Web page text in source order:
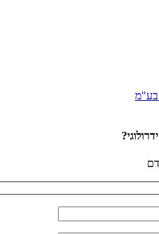
בע"מ